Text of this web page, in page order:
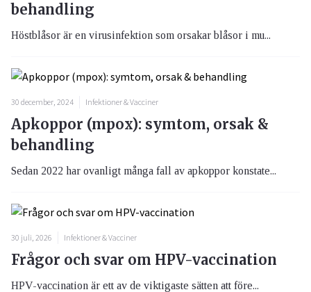
behandling
Höstblåsor är en virusinfektion som orsakar blåsor i mu...
30 december, 2024 Infektioner & Vacciner
Apkoppor (mpox): symtom, orsak &
behandling
Sedan 2022 har ovanligt många fall av apkoppor konstate...
30 juli, 2026 Infektioner & Vacciner
Frågor och svar om HPV-vaccination
HPV-vaccination är ett av de viktigaste sätten att före...